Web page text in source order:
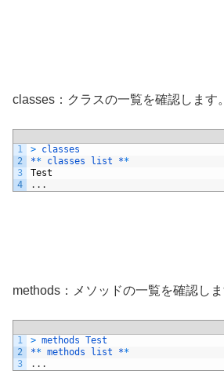
classes：クラスの一覧を確認します。
1
2
3
4
> classes
** classes list **
Test
. . .
methods：メソッドの一覧を確認しま
1
2
3
> methods Test
** methods list **
. . .